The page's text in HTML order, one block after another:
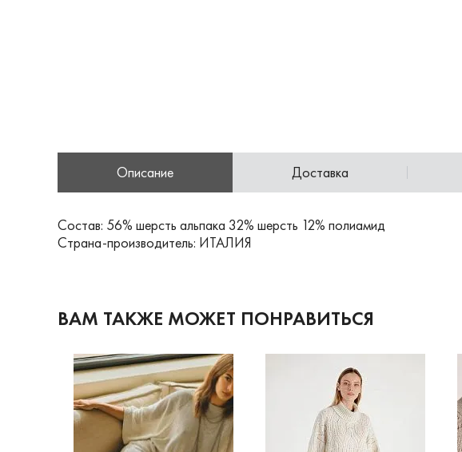
Описание Доставка
Состав: 56% шерсть альпака 32% шерсть 12% полиамид
Страна-производитель: ИТАЛИЯ
ВАМ ТАКЖЕ МОЖЕТ ПОНРАВИТЬСЯ